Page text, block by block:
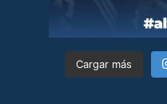
Cargar más